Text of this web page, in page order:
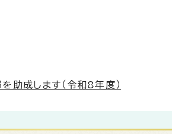
助成します（令和8年度）